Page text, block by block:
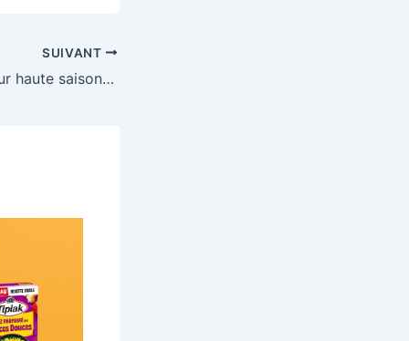
SUIVANT
Remportez 1 séjour haute saison d’une durée d’une semaine dans un des campings Sandaya